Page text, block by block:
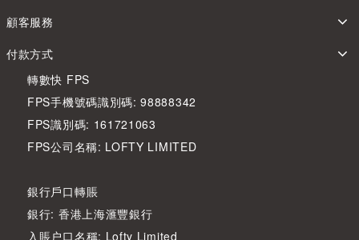
顧客服務
付款方式
轉數快 FPS
FPS手機號碼識別碼: 98888342
FPS識別碼: 161721063
FPS公司名稱: LOFTY LIMITED
銀行戶口轉賬
銀行: 香港上海滙豐銀行
入賬户口名稱: Lofty Limited